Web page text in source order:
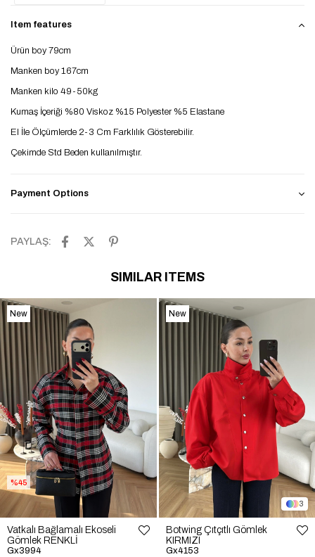
Item features
Ürün boy 79cm
Manken boy 167cm
Manken kilo 49-50kg
Kumaş İçeriği %80 Viskoz %15 Polyester %5 Elastane
El İle Ölçümlerde 2-3 Cm Farklılık Gösterebilir.
Çekimde Std Beden kullanılmıştır.
Payment Options
PAYLAŞ:
SIMILAR ITEMS
Vatkalı Bağlamalı Ekoseli
Gömlek RENKLİ
Gx3994
%45
New
Item
3
Botwing Çıtçıtlı Gömlek
KIRMIZI
Gx4153
New